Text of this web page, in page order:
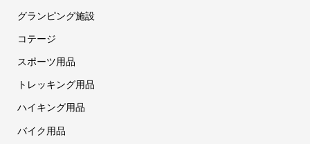
グランピング施設
コテージ
スポーツ用品
トレッキング用品
ハイキング用品
バイク用品